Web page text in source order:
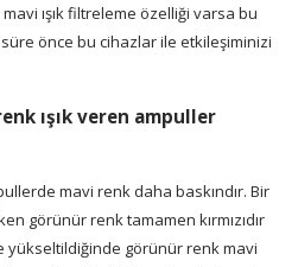
mavi ışık filtreleme özelliği varsa bu
önce bu cihazlar ile etkileşiminizi
ışık veren ampuller
mavi renk daha baskındır. Bir
görünür renk tamamen kırmızıdır
yükseltildiğinde görünür renk mavi